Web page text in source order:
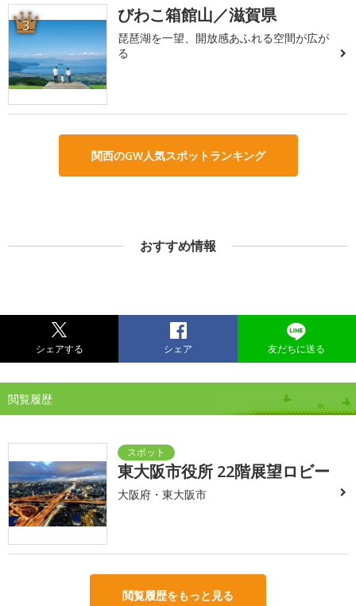
3 びわこ箱館山／滋賀県
琵琶湖を一望、開放感あふれる空間が広が
る
関西のGW人気スポットランキング
おすすめ情報
シェアする シェア 友だちに送る
閲覧履歴
東大阪市役所 22階展望ロビー
大阪府・東大阪市
閲覧履歴をもっと見る